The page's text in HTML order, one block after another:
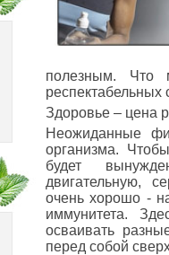
полезным.
респектабельных
Здоровье – цена
Неожиданные
организма.
будет
двигательную,
очень хорошо -
иммунитета.
осваивать
перед собой